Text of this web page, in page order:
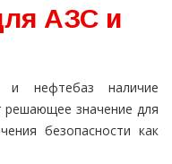
АЗС и
и нефтебаз наличие
решающее значение для
безопасности как